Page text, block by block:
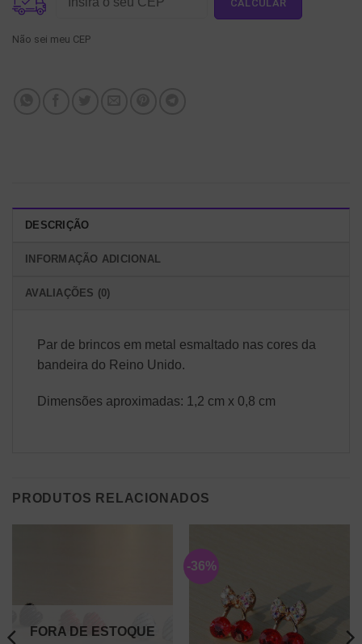
Não sei meu CEP
DESCRIÇÃO
INFORMAÇÃO ADICIONAL
AVALIAÇÕES (0)
Par de brincos em metal esmaltado nas cores da
bandeira do Reino Unido.
Dimensões aproximadas: 1,2 cm x 0,8 cm
PRODUTOS RELACIONADOS
FORA DE ESTOQUE
-36%